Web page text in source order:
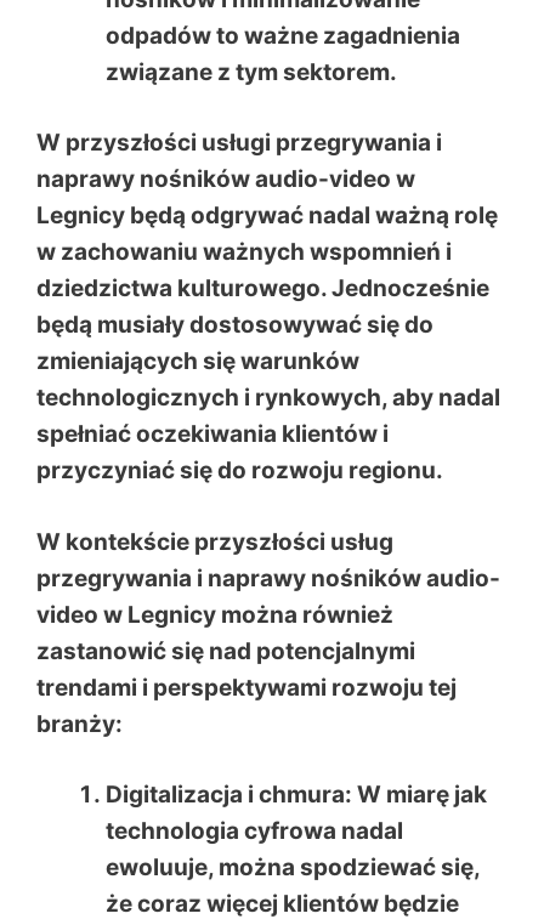
odpadów to ważne zagadnienia
związane z tym sektorem.
W przyszłości usługi przegrywania i
naprawy nośników audio-video w
Legnicy będą odgrywać nadal ważną rolę
w zachowaniu ważnych wspomnień i
dziedzictwa kulturowego. Jednocześnie
będą musiały dostosowywać się do
zmieniających się warunków
technologicznych i rynkowych, aby nadal
spełniać oczekiwania klientów i
przyczyniać się do rozwoju regionu.
W kontekście przyszłości usług
przegrywania i naprawy nośników audio-
video w Legnicy można również
zastanowić się nad potencjalnymi
trendami i perspektywami rozwoju tej
branży:
Digitalizacja i chmura: W miarę jak
technologia cyfrowa nadal
ewoluuje, można spodziewać się,
że coraz więcej klientów będzie